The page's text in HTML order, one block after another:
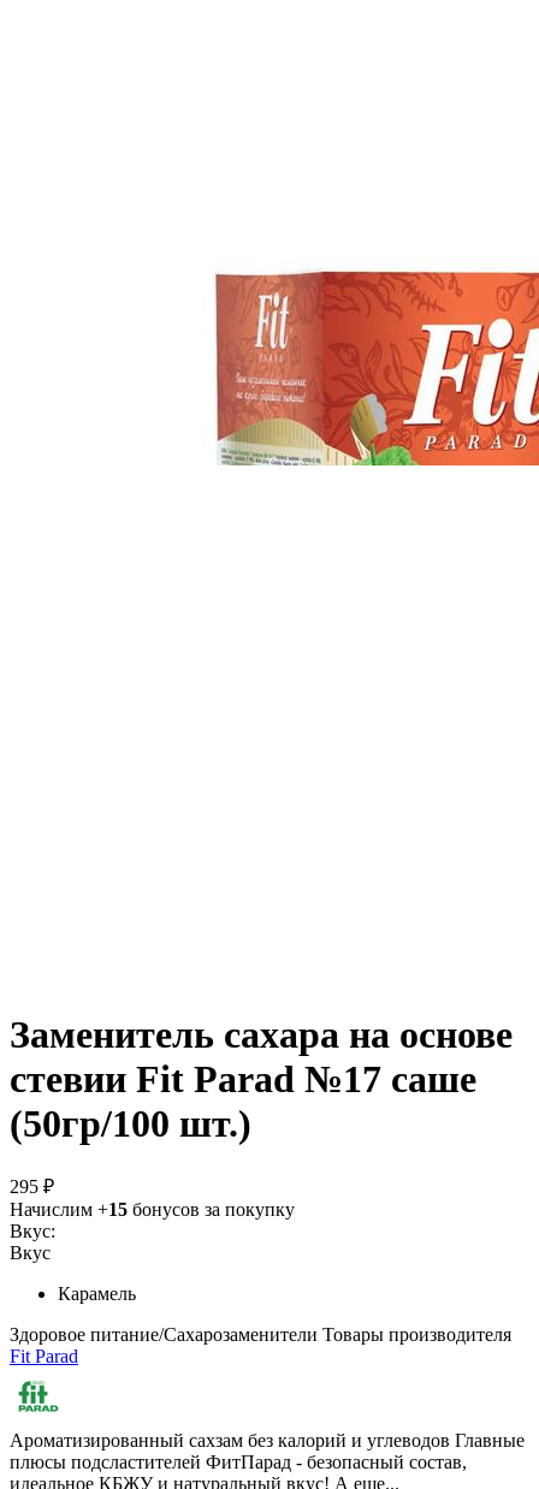
Заменитель сахара на основе
стевии Fit Parad №17 саше
(50гр/100 шт.)
295 ₽
Начислим +15 бонусов за покупку
Вкус:
Вкус
Карамель
Здоровое питание/Сахарозаменители Товары производителя
Fit Parad
Ароматизированный сахзам без калорий и углеводов Главные
плюсы подсластителей ФитПарад - безопасный состав,
идеальное КБЖУ и натуральный вкус! А еще...